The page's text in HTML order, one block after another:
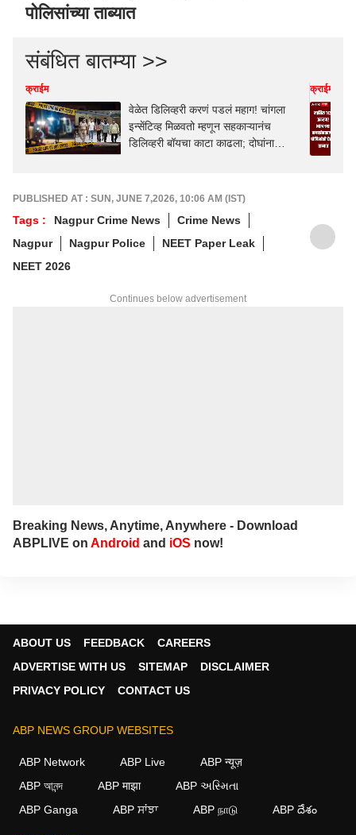
पोलिसांच्या ताब्यात
संबंधित बातम्या >>
क्राईम
वेळेत डिलिव्हरी करणं पडलं महाग! चांगला
इन्सेंटिव्ह मिळवतो म्हणून सहकाऱ्यानंच
डिलिव्हरी बॉयचा काटा काढला; दोघांना
क्राईम
PUBLISHED AT : SUN, JUNE 7,2026, 10:06 AM (IST)
Tags : Nagpur Crime News
Crime News
Nagpur
Nagpur Police
NEET Paper Leak
NEET 2026
Continues below advertisement
Breaking News, Anytime, Anywhere - Download
ABPLIVE on Android and iOS now!
ABOUT US FEEDBACK
CAREERS
ADVERTISE WITH US
SITEMAP
DISCLAIMER
PRIVACY POLICY
CONTACT US
ABP NEWS GROUP WEBSITES
ABP Network ABP Live
ABP न्यूज़
ABP আনন্দ
ABP माझा
ABP અસ્મિતા
ABP Ganga
ABP ਸਾਂਝਾ ABP நாடு ABP దేశం